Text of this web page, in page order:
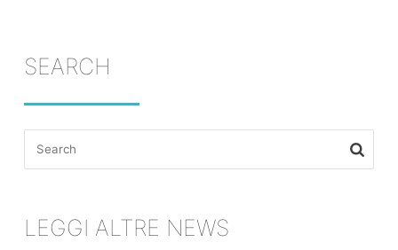
SEARCH
Search
for:
LEGGI ALTRE NEWS